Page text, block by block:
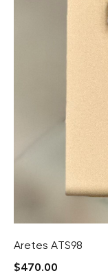
Aretes ATS98
$470.00